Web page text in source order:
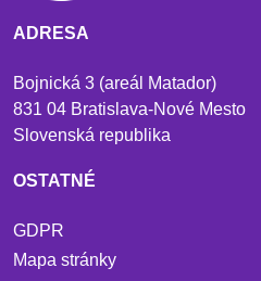
ADRESA
Bojnická 3 (areál Matador)
831 04 Bratislava-Nové Mesto
Slovenská republika
OSTATNÉ
GDPR
Mapa stránky